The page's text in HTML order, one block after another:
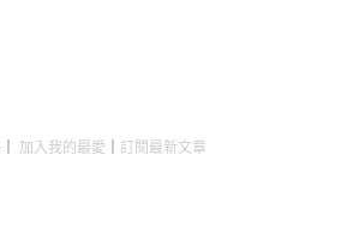
加入我的最愛 訂閱最新文章